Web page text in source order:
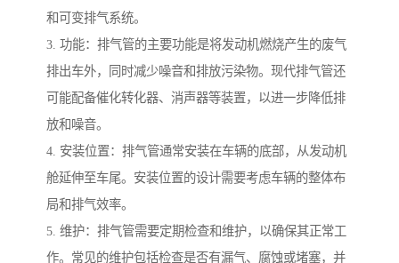
和可变排气系统。
3. 功能：排气管的主要功能是将发动机燃烧产生的废气
排出车外，同时减少噪音和排放污染物。现代排气管还
可能配备催化转化器、消声器等装置，以进一步降低排
放和噪音。
4. 安装位置：排气管通常安装在车辆的底部，从发动机
舱延伸至车尾。安装位置的设计需要考虑车辆的整体布
局和排气效率。
5. 维护：排气管需要定期检查和维护，以确保其正常工
作。常见的维护包括检查是否有漏气、腐蚀或堵塞，并